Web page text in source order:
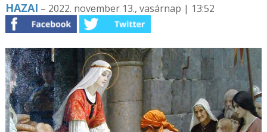
HAZAI – 2022. november 13., vasárnap | 13:52